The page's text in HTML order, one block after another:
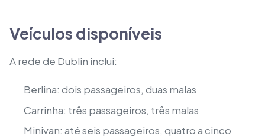
Veículos disponíveis
A rede de Dublin inclui:
Berlina: dois passageiros, duas malas
Carrinha: três passageiros, três malas
Minivan: até seis passageiros, quatro a cinco